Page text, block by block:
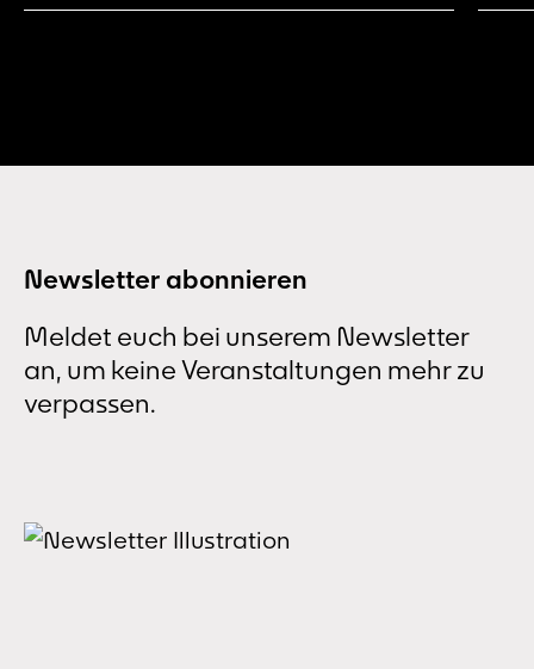
Newsletter abonnieren
Meldet euch bei unserem Newsletter
an, um keine Veranstaltungen mehr zu
verpassen.